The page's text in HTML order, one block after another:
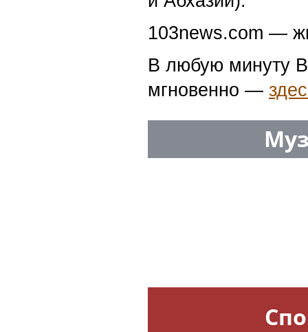
103news.com —
В любую минуту
мгновенно —